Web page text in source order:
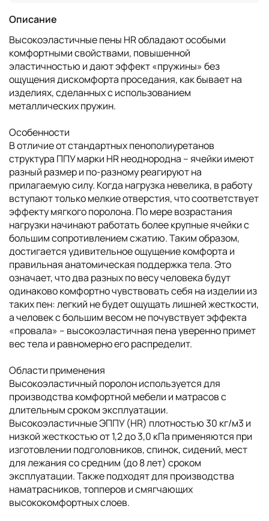
Описание
Высокоэластичные пены HR обладают особыми
комфортными свойствами, повышенной
эластичностью и дают эффект «пружины» без
ощущения дискомфорта проседания, как бывает на
изделиях, сделанных с использованием
металлических пружин.
Особенности
В отличие от стандартных пенополиуретанов
структура ППУ марки HR неоднородна – ячейки имеют
разный размер и по-разному реагируют на
прилагаемую силу. Когда нагрузка невелика, в работу
вступают только мелкие отверстия, что соответствует
эффекту мягкого поролона. По мере возрастания
нагрузки начинают работать более крупные ячейки с
большим сопротивлением сжатию. Таким образом,
достигается удивительное ощущение комфорта и
правильная анатомическая поддержка тела. Это
означает, что два разных по весу человека будут
одинаково комфортно чувствовать себя на изделии из
таких пен: легкий не будет ощущать лишней жесткости,
а человек с большим весом не почувствует эффекта
«провала» – высокоэластичная пена уверенно примет
вес тела и равномерно его распределит.
Области применения
Высокоэластичный поролон используется для
производства комфортной мебели и матрасов с
длительным сроком эксплуатации.
Высокоэластичные ЭППУ (HR) плотностью 30 кг/м3 и
низкой жесткостью от 1,2 до 3,0 кПа применяются при
изготовлении подголовников, спинок, сидений, мест
для лежания со средним (до 8 лет) сроком
эксплуатации. Также подходят для производства
наматрасников, топперов и смягчающих
высококомфортных слоев.